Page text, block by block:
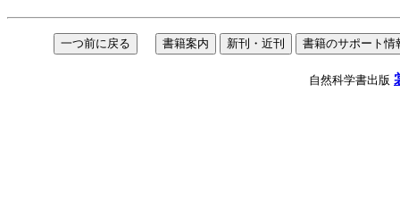
自然科学書出版